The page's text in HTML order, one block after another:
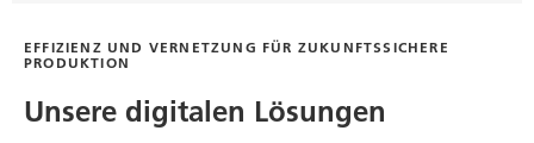
EFFIZIENZ UND VERNETZUNG FÜR ZUKUNFTSSICHERE
PRODUKTION
Unsere digitalen Lösungen